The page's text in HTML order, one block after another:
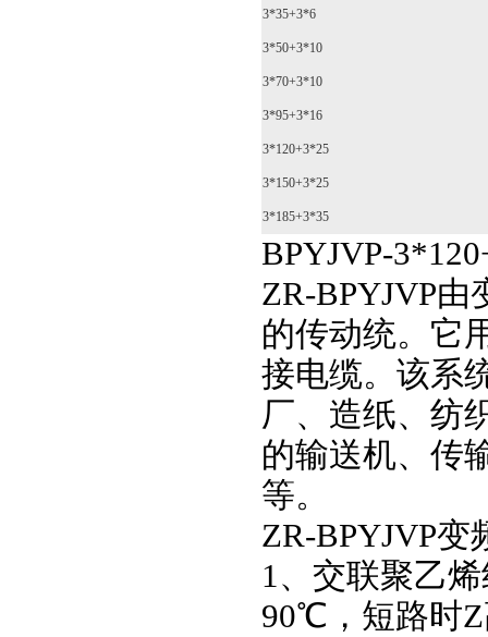
3*35+3*6
3*50+3*10
3*70+3*10
3*95+3*16
3*120+3*25
3*150+3*25
3*185+3*35
BPYJVP-
ZR-BPYJVP
的传动统。它
接电缆。该系
厂、造纸、纺
的输送机、传
等。
ZR-BPYJVP
1、交联聚乙
90℃，短路时